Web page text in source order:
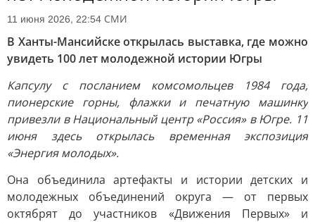
11 июня 2026, 22:54 СМИ
В Ханты-Мансийске открылась выставка, где можно
увидеть 100 лет молодежной истории Югры
Капсулу с посланием комсомольцев 1984 года,
пионерские горны, флажки и печатную машинку
привезли в Национальный центр «Россия» в Югре. 11
июня здесь открылась временная экспозиция
«Энергия молодых».
Она объединила артефакты и истории детских и
молодежных объединений округа — от первых
октябрят до участников «Движения Первых» и